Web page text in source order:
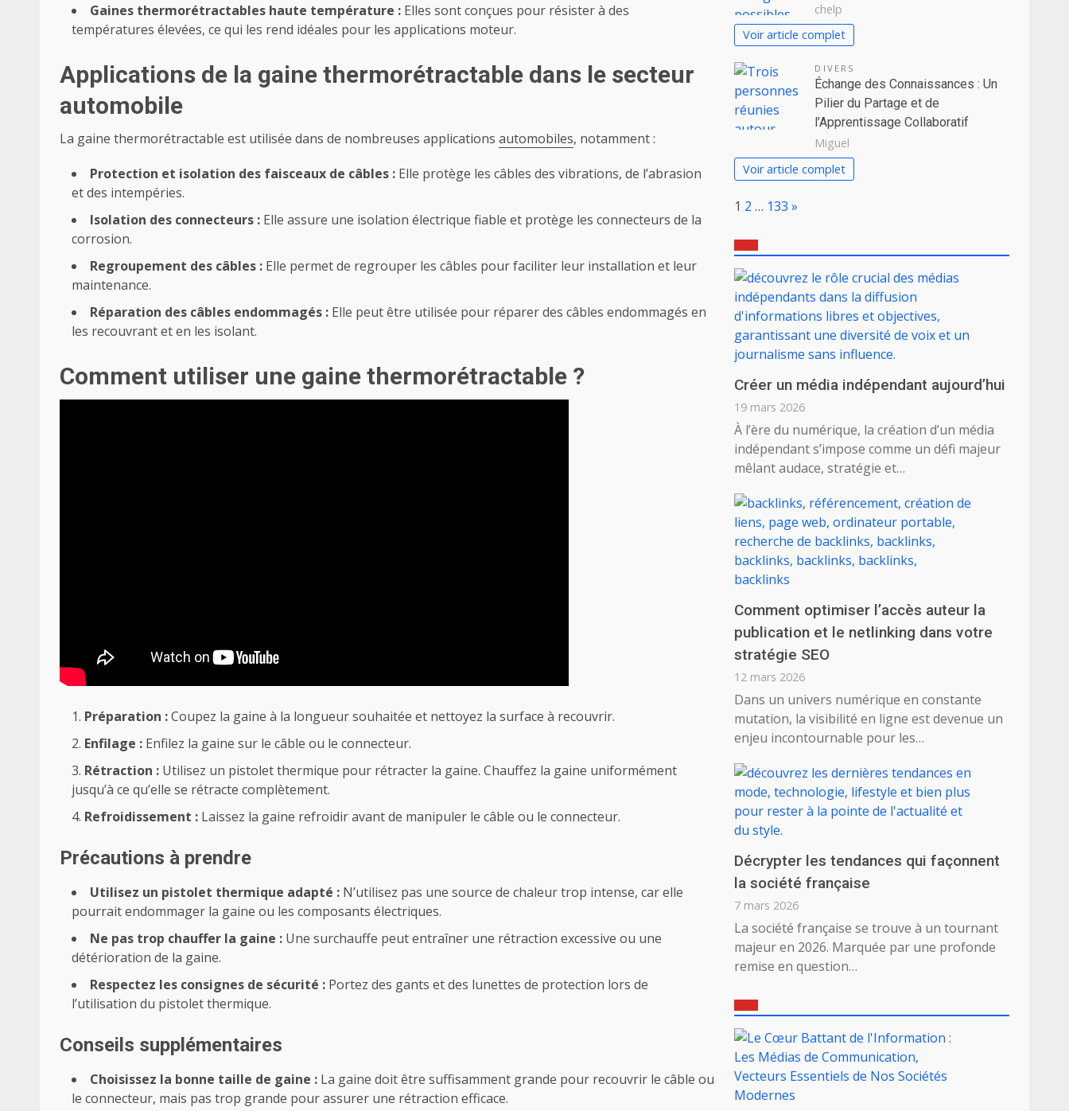
Gaines thermorétractables haute température : Elles sont conçues pour résister à des
températures élevées, ce qui les rend idéales pour les applications moteur.
Applications de la gaine thermorétractable dans le secteur
automobile
La gaine thermorétractable est utilisée dans de nombreuses applications automobiles, notamment :
Protection et isolation des faisceaux de câbles : Elle protège les câbles des vibrations, de l’abrasion
et des intempéries.
Isolation des connecteurs : Elle assure une isolation électrique fiable et protège les connecteurs de la
corrosion.
Regroupement des câbles : Elle permet de regrouper les câbles pour faciliter leur installation et leur
maintenance.
Réparation des câbles endommagés : Elle peut être utilisée pour réparer des câbles endommagés en
les recouvrant et en les isolant.
Comment utiliser une gaine thermorétractable ?
Préparation :Coupez la gaine à la longueur souhaitée et nettoyez la surface à recouvrir.
Enfilage : Enfilez la gaine sur le câble ou le connecteur.
Rétraction : Utilisez un pistolet thermique pour rétracter la gaine. Chauffez la gaine uniformément
jusqu’à ce qu’elle se rétracte complètement.
Refroidissement : Laissez la gaine refroidir avant de manipuler le câble ou le connecteur.
Précautions à prendre
Utilisez un pistolet thermique adapté : N’utilisez pas une source de chaleur trop intense, car elle
pourrait endommager la gaine ou les composants électriques.
Ne pas trop chauffer la gaine : Une surchauffe peut entraîner une rétraction excessive ou une
détérioration de la gaine.
Respectez les consignes de sécurité : Portez des gants et des lunettes de protection lors de
l’utilisation du pistolet thermique.
Conseils supplémentaires
Choisissez la bonne taille de gaine : La gaine doit être suffisamment grande pour recouvrir le câble ou
le connecteur, mais pas trop grande pour assurer une rétraction efficace.
chelp
Voir article complet
DIVERS
Échange des Connaissances : Un
Pilier du Partage et de
l’Apprentissage Collaboratif
Miguel
Voir article complet
Page:
1 2 … 133 Next
»
Créer un média indépendant aujourd’hui
19 mars 2026
À l’ère du numérique, la création d’un média
indépendant s’impose comme un défi majeur
mêlant audace, stratégie et…
Comment optimiser l’accès auteur la
publication et le netlinking dans votre
stratégie SEO
12 mars 2026
Dans un univers numérique en constante
mutation, la visibilité en ligne est devenue un
enjeu incontournable pour les…
Décrypter les tendances qui façonnent
la société française
7 mars 2026
La société française se trouve à un tournant
majeur en 2026. Marquée par une profonde
remise en question…